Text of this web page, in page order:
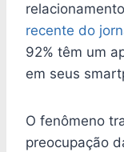
recente do
92% têm um
em seus
O fenômeno
preocupação